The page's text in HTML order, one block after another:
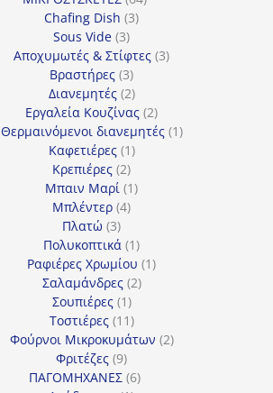
Chafing Dish 33
Sous Vide 33
προϊόντα
Αποχυμωτές & Στίφτες 33
Βραστήρες 33
προϊόντα
Διανεμητές 22
προϊόντα
Εργαλεία Κουζίνας 22
προϊόντα
Θερμαινόμενοι διανεμητές 11
Καφετιέρες 11
προϊόν
Κρεπιέρες 22
προϊόντα
Μπαιν Μαρί 11
Μπλέντερ 44
Πλατώ 33
προϊόντα
Πολυκοπτικά 11
προϊόν
Ραφιέρες Χρωμίου 11
Σαλαμάνδρες 22
Σουπιέρες 11
προϊόν
Τοστιέρες 1111
προϊόντα
Φούρνοι Μικροκυμάτων 22
Φριτέζες 99
προϊόντα
ΠΑΓΟΜΗΧΑΝΕΣ 66